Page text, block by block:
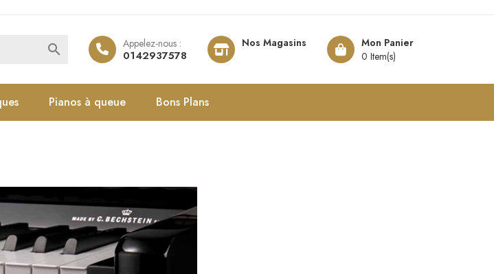
Mon Panier
0 Item(s)
Nos Magasins
Appelez-nous :
0142937578

Pianos à queue Bons Plans